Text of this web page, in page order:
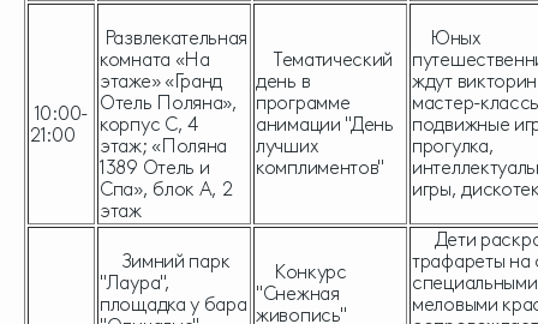
10:00-
21:00
Развлекательная
комната «На
этаже» «Гранд
Отель Поляна»,
корпус С, 4
этаж; «Поляна
1389 Отель и
Спа», блок А, 2
этаж
Тематический
день в
программе
анимации "День
лучших
комплиментов"
Юных
ждут
мастер-
подвижные
прогулка,
игры,
Зимний парк
"Лаура",
площадка у бара
Конкурс
"Снежная
живопись"
Дети
трафареты на
специальными
меловыми